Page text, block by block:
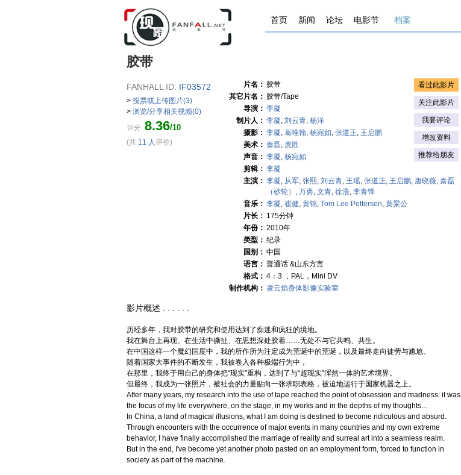
首页 新闻 论坛 电影节 档案
胶带
FANHALL ID: IF03572
> 投票或上传图片(3)
> 浏览/分享相关视频(0)
评分: 8.36/10
(共 11 人评价)
片名： 胶带
其它片名： 胶带/Tape
导演： 李凝
制片人： 李凝, 刘云青, 杨洋
摄影： 李凝, 葛唯翰, 杨宛如, 张道正, 王启鹏
美术： 秦磊, 虎胜
声音： 李凝, 杨宛如
剪辑： 李凝
主演： 李凝, 从军, 张熙, 刘云青, 王瑶, 张道正, 王启鹏, 唐晓薇, 秦磊
（砂轮） , 万勇, 文青, 徐浩, 李青锋
音乐： 李凝, 崔健, 黄锦, Tom Lee Pettersen, 黄粱公
片长： 175分钟
年份： 2010年
类型： 纪录
国别： 中国
语言： 普通话 &山东方言
格式： 4：3 ，PAL，Mini DV
制作机构： 凌云焰身体影像实验室
看过此影片
关注此影片
我要评论
增改资料
推荐给朋友
影片概述 . . . . . .
历经多年，我对胶带的研究和使用达到了痴迷和疯狂的境地。
我在舞台上再现、在生活中撕扯、在思想深处胶着……无处不与它共鸣、共生。
在中国这样一个魔幻国度中，我的所作所为注定成为荒诞中的荒诞，以及最终走向徒劳与尴尬。
随着国家大事件的不断发生，我被卷入各种极端行为中，
在那里，我终于用自己的身体把“现实”重构，达到了与“超现实”浑然一体的艺术境界。
但最终，我成为一张照片，被社会的力量贴向一张求职表格，被迫地运行于国家机器之上。
After many years, my research into the use of tape reached the point of obsession and madness: it was
the focus of my life everywhere, on the stage, in my works and in the depths of my thoughts...
In China, a land of magical illusions, what I am doing is destined to become ridiculous and absurd.
Through encounters with the occurrence of major events in many countries and my own extreme
behavior, I have finally accomplished the marriage of reality and surreal art into a seamless realm.
But in the end, I've become yet another photo pasted on an employment form, forced to function in
society as part of the machine.